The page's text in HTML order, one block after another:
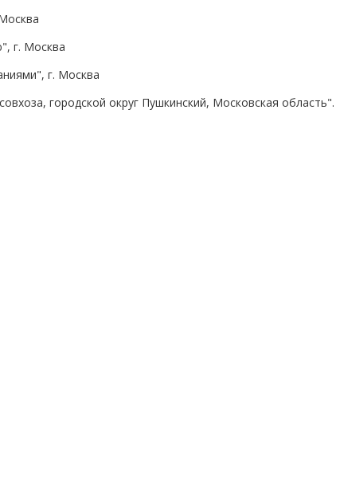
г. Москва
г. Москва
городской округ Пушкинский, Московская область".